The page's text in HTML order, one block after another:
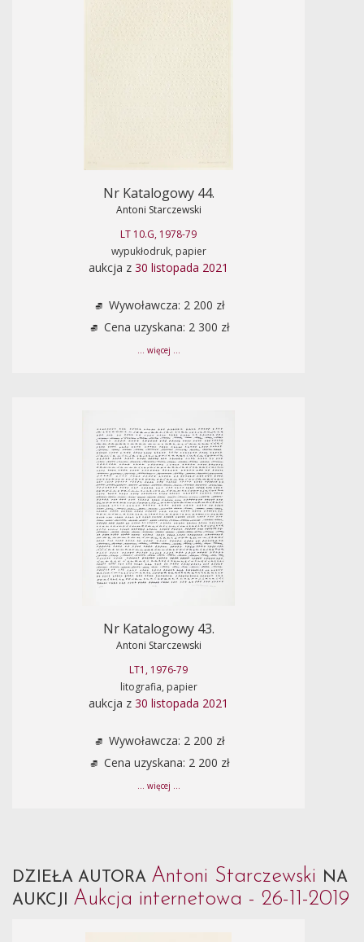
Nr Katalogowy 44.
Antoni Starczewski
LT 10.G, 1978-79
wypukłodruk, papier
aukcja z 30 listopada 2021
Wywoławcza: 2 200 zł
Cena uzyskana: 2 300 zł
... więcej ...
Nr Katalogowy 43.
Antoni Starczewski
LT1, 1976-79
litografia, papier
aukcja z 30 listopada 2021
Wywoławcza: 2 200 zł
Cena uzyskana: 2 200 zł
... więcej ...
DZIEŁA AUTORA Antoni Starczewski NA
AUKCJI Aukcja internetowa - 26-11-2019